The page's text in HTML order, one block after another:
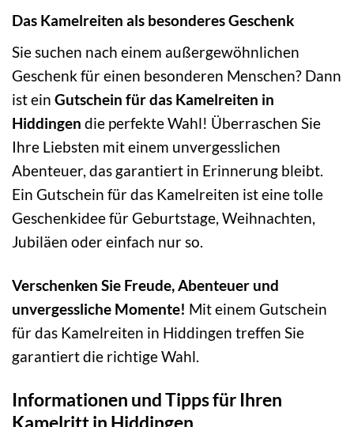
Das Kamelreiten als besonderes Geschenk
Sie suchen nach einem außergewöhnlichen
Geschenk für einen besonderen Menschen? Dann
ist ein Gutschein für das Kamelreiten in
Hiddingen die perfekte Wahl! Überraschen Sie
Ihre Liebsten mit einem unvergesslichen
Abenteuer, das garantiert in Erinnerung bleibt.
Ein Gutschein für das Kamelreiten ist eine tolle
Geschenkidee für Geburtstage, Weihnachten,
Jubiläen oder einfach nur so.
Verschenken Sie Freude, Abenteuer und
unvergessliche Momente! Mit einem Gutschein
für das Kamelreiten in Hiddingen treffen Sie
garantiert die richtige Wahl.
Informationen und Tipps für Ihren
Kamelritt in Hiddingen